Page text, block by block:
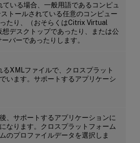
いる場合、一般用語であるコンピュ
トールされている任意のコンピュー
たり、（おそらくはCitrix Virtual
デスクトップであったり、または公
バーであったりします。
XMLファイルで、クロスプラット
います。サポートするアプリケーシ
、サポートするアプリケーションに
なります。クロスプラットフォーム
のプロファイルデータを選択しま